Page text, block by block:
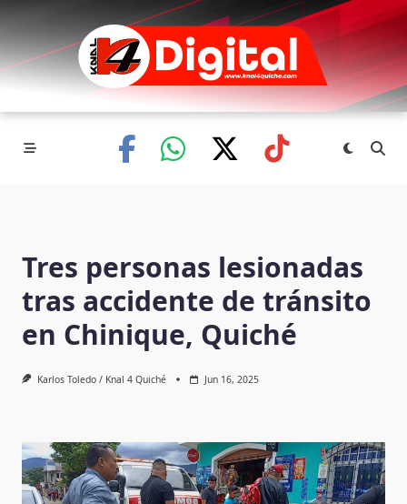
Skip
content
Tres personas lesionadas
tras accidente de tránsito
en Chinique, Quiché
Karlos Toledo / Knal 4 Quiché Jun 16, 2025